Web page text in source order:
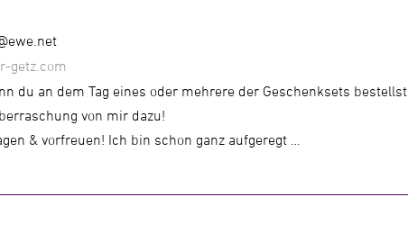
getz.com
du an dem Tag eines oder mehrere der Geschenksets bestellst,
von mir dazu!
& vorfreuen! Ich bin schon ganz aufgeregt …